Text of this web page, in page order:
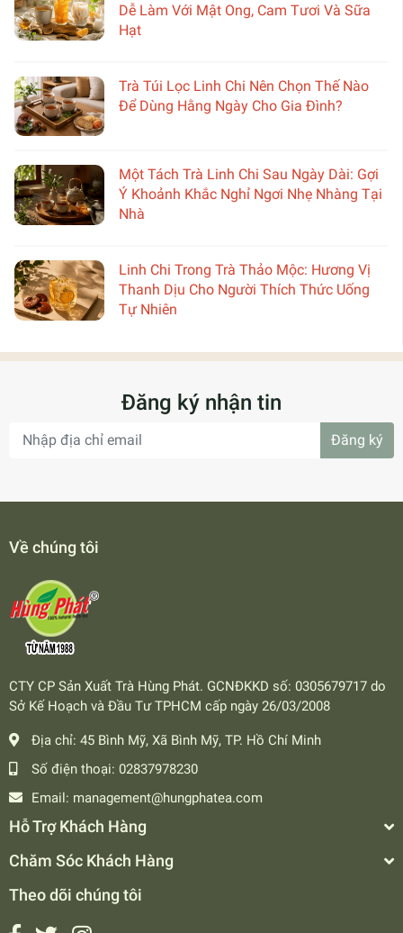
Dễ Làm Với Mật Ong, Cam Tươi Và Sữa
Hạt
Trà Túi Lọc Linh Chi Nên Chọn Thế Nào
Để Dùng Hằng Ngày Cho Gia Đình?
Một Tách Trà Linh Chi Sau Ngày Dài: Gợi
Ý Khoảnh Khắc Nghỉ Ngơi Nhẹ Nhàng Tại
Nhà
Linh Chi Trong Trà Thảo Mộc: Hương Vị
Thanh Dịu Cho Người Thích Thức Uống
Tự Nhiên
Đăng ký nhận tin
Đăng ký
Về chúng tôi
CTY CP Sản Xuất Trà Hùng Phát. GCNĐKKD số: 0305679717 do
Sở Kế Hoạch và Đầu Tư TPHCM cấp ngày 26/03/2008
Địa chỉ: 45 Bình Mỹ, Xã Bình Mỹ, TP. Hồ Chí Minh
Số điện thoại: 02837978230
Email: management@hungphatea.com
Hỗ Trợ Khách Hàng
Chăm Sóc Khách Hàng
Theo dõi chúng tôi